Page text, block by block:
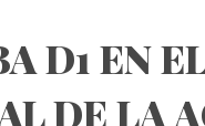
D1 EN
DE LA